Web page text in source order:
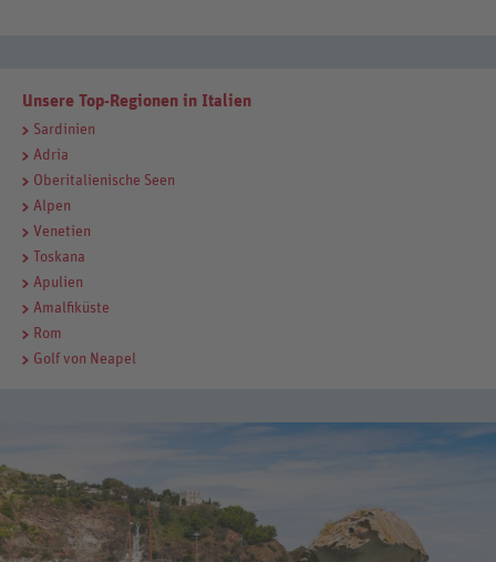
Unsere Top-Regionen in Italien
Sardinien
Adria
Oberitalienische Seen
Alpen
Venetien
Toskana
Apulien
Amalfiküste
Rom
Golf von Neapel